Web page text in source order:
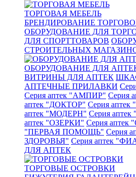
ТОРГОВАЯ МЕБЕЛЬ
БРЕНДИРОВАНИЕ
ОБОРУДОВАНИЕ ДЛЯ
ДЛЯ СПОРТТОВАРОВ
СТРОИТЕЛЬНЫХ
ОБОРУДОВАНИЕ ДЛЯ
ВИТРИНЫ ДЛЯ АПТЕК
АПТЕЧНЫЕ ПРИЛАВКИ
Серия аптек "АМПИР" Серия
аптек "ДОКТОР" Серия
аптек "МОДЕРН" Серия
аптек "ОЗЕРКИ" Серия
"ПЕРВАЯ ПОМОЩЬ" Серия
ЗДОРОВЬЯ" Серия аптек
ДЛЯ АПТЕК
ТОРГОВЫЕ ОСТРОВКИ